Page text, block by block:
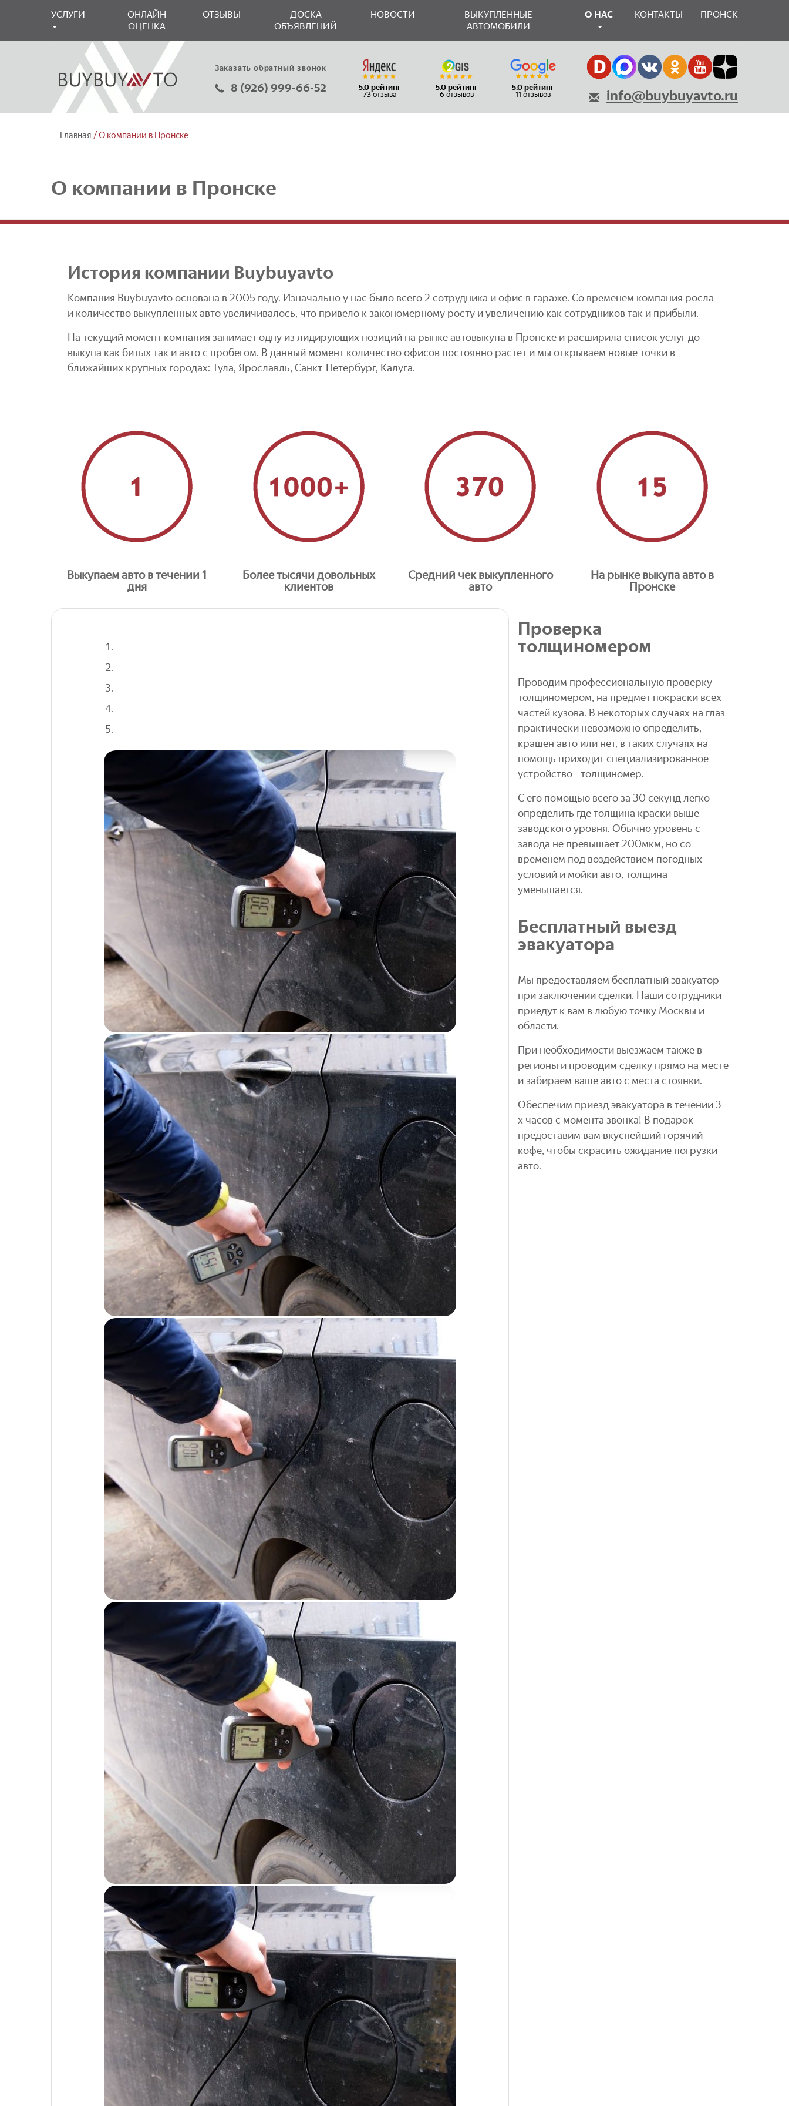
УСЛУГИ
ОНЛАЙН
ОЦЕНКА
ОТЗЫВЫ
ДОСКА
ОБЪЯВЛЕНИЙ
НОВОСТИ
ВЫКУПЛЕННЫЕ
АВТОМОБИЛИ
О НАС КОНТАКТЫ ПРОНСК
info@buybuyavto.ru
5,0 рейтинг
73 отзыва
5,0 рейтинг
6 отзывов
5,0 рейтинг
11 отзывов
Заказать обратный звонок
8 (926) 999-66-52
Главная /О компании в Пронске
О компании в Пронске
История компании Buybuyavto
Компания Buybuyavto основана в 2005 году. Изначально у нас было всего 2 сотрудника и офис в гараже. Со временем компания росла
и количество выкупленных авто увеличивалось, что привело к закономерному росту и увеличению как сотрудников так и прибыли.
На текущий момент компания занимает одну из лидирующих позиций на рынке автовыкупа в Пронске и расширила список услуг до
выкупа как битых так и авто с пробегом. В данный момент количество офисов постоянно растет и мы открываем новые точки в
ближайших крупных городах: Тула, Ярославль, Санкт-Петербург, Калуга.
Выкупаем авто в течении 1
дня
Более тысячи довольных
клиентов
Средний чек выкупленного
авто
На рынке выкупа авто в
Пронске
Проверка
толщиномером
Проводим профессиональную проверку
толщиномером, на предмет покраски всех
частей кузова. В некоторых случаях на глаз
практически невозможно определить,
крашен авто или нет, в таких случаях на
помощь приходит специализированное
устройство - толщиномер.
С его помощью всего за 30 секунд легко
определить где толщина краски выше
заводского уровня. Обычно уровень с
завода не превышает 200мкм, но со
временем под воздействием погодных
условий и мойки авто, толщина
уменьшается.
Бесплатный выезд
эвакуатора
Мы предоставляем бесплатный эвакуатор
при заключении сделки. Наши сотрудники
приедут к вам в любую точку Москвы и
области.
При необходимости выезжаем также в
регионы и проводим сделку прямо на месте
и забираем ваше авто с места стоянки.
Обеспечим приезд эвакуатора в течении 3-
х часов с момента звонка! В подарок
предоставим вам вкуснейший горячий
кофе, чтобы скрасить ожидание погрузки
авто.